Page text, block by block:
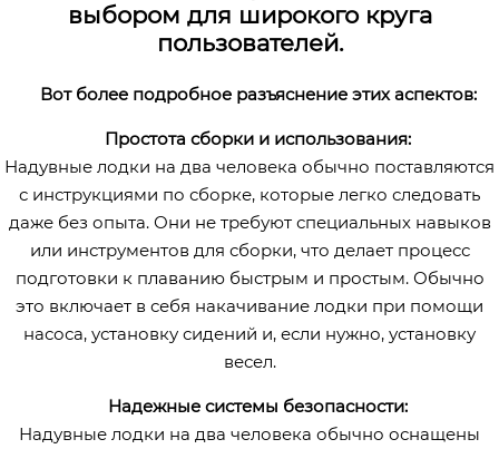
выбором для широкого круга
пользователей.
Вот более подробное разъяснение этих аспектов:
Простота сборки и использования:
Надувные лодки на два человека обычно поставляются
с инструкциями по сборке, которые легко следовать
даже без опыта. Они не требуют специальных навыков
или инструментов для сборки, что делает процесс
подготовки к плаванию быстрым и простым. Обычно
это включает в себя накачивание лодки при помощи
насоса, установку сидений и, если нужно, установку
весел.
Надежные системы безопасности:
Надувные лодки на два человека обычно оснащены